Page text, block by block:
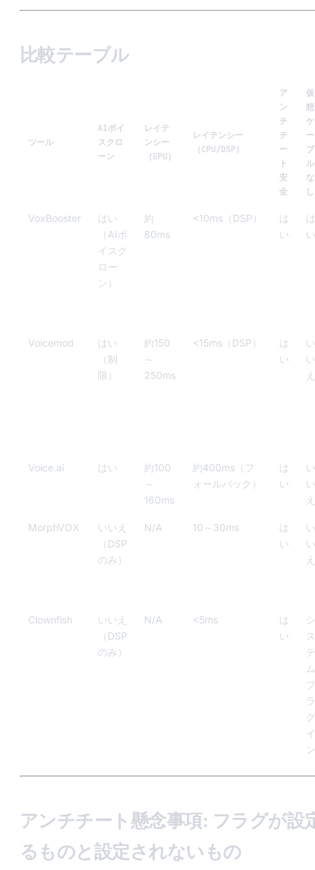
比較テーブル
ツール
AIボイ
スクロ
ーン
レイテ
ンシー
（GPU）
レイテンシー
（CPU/DSP）
ア
ン
チ
チ
ー
ト
安
全
仮
想
ケ
ー
ブ
ル
な
し
VoxBooster
はい
（AIボ
イスク
ロー
ン）
約
80ms
<10ms（DSP）
は
い
は
い
Voicemod
はい
（制
限）
約150
～
250ms
<15ms（DSP）
は
い
い
い
え
Voice.ai はい
約100
～
160ms
約400ms（フ
ォールバック）
は
い
い
い
え
MorphVOX
いいえ
（DSP
のみ）
N/A 10～30ms
は
い
い
い
え
Clownfish
いいえ
（DSP
のみ）
N/A <5ms
は
い
シ
ス
テ
ム
プ
ラ
グ
イ
ン
アンチチート懸念事項: フラグが設
るものと設定されないもの